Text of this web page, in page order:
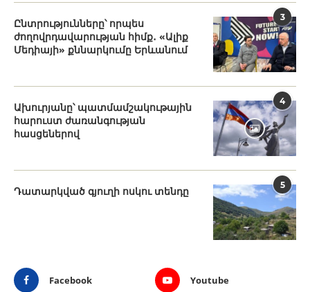
3
Ընտրությունները՝ որպես
ժողովրդավարության հիմք․ «Ալիք
Մեդիայի» քննարկումը Երևանում
4
Ախուրյանը՝ պատմամշակութային
հարուստ ժառանգության
հասցեներով
5
Դատարկված գյուղի ոսկու տենդը
Facebook Youtube